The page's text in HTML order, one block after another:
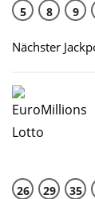
5 8 9
Nächster
26 29 35